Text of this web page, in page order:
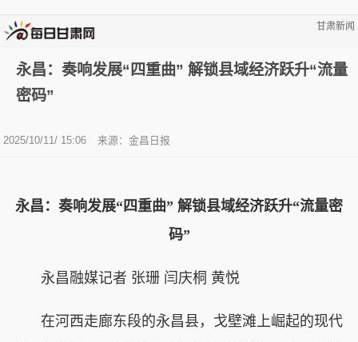
甘肃新闻
永昌：奏响发展“四重曲” 解锁县域经济跃升“流量
密码”
2025/10/11/ 15:06 来源：金昌日报
永昌：奏响发展“四重曲” 解锁县域经济跃升“流量密
码”
永昌融媒记者 张珊 闫庆桐 黄悦
在河西走廊东段的永昌县，戈壁滩上崛起的现代